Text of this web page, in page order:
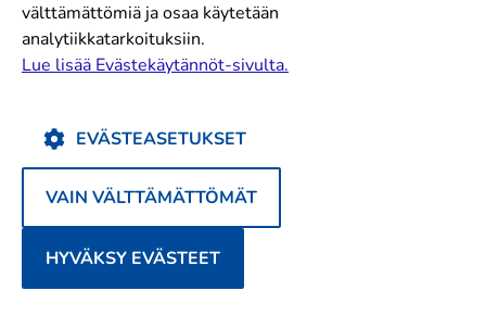
© 2026 Kaikki oikeudet pidätetään
välttämättömiä ja osaa käytetään
analytiikkatarkoituksiin.
Lue lisää Evästekäytännöt-sivulta.
EVÄSTEASETUKSET
VAIN VÄLTTÄMÄTTÖMÄT
HYVÄKSY EVÄSTEET